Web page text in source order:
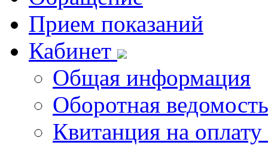
Прием показаний
Кабинет
Общая информация
Оборотная ведомость
Квитанция на